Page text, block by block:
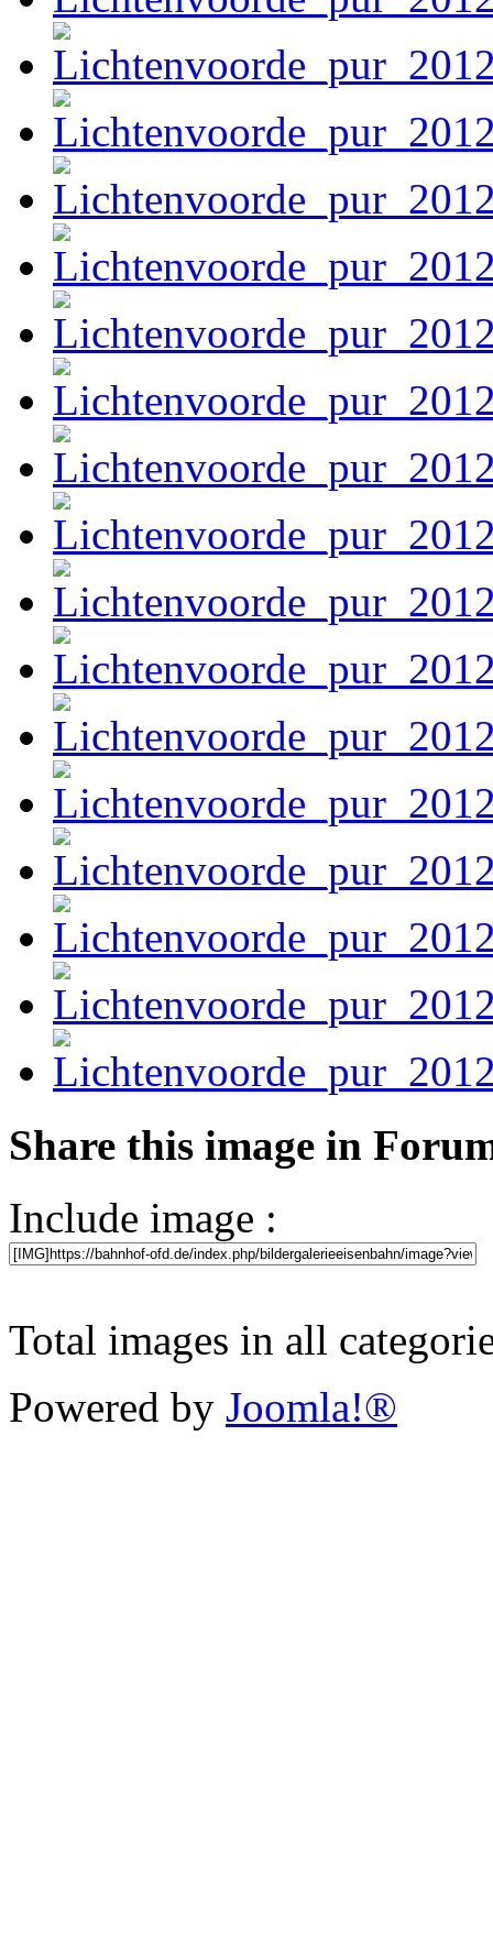
Share this image in
Include image :
Total images in all
Powered by Joomla!®